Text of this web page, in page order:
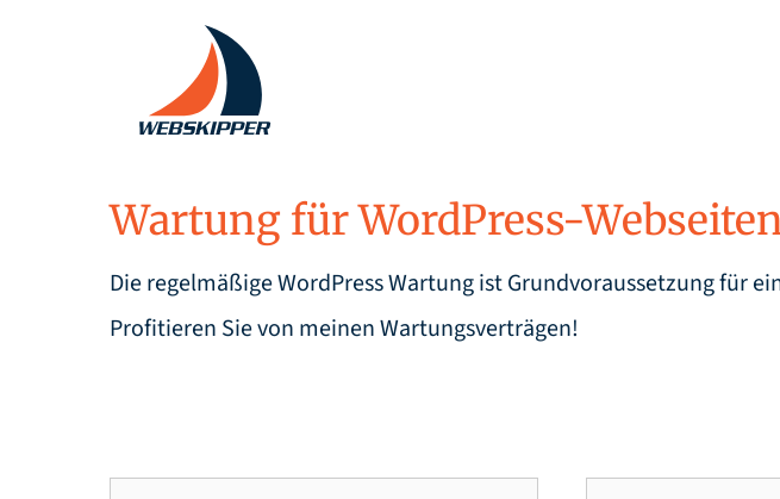
Wartung für WordPress-
Die regelmäßige WordPress Wartung ist Grundvoraussetzung für
Profitieren Sie von meinen Wartungsverträgen!